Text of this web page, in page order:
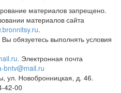
материалов запрещено.
материалов сайта
.
обязуетесь выполнять условия
Электронная почта
bntv@mail.ru
ул. Новобронницкая, д. 46.
42-00